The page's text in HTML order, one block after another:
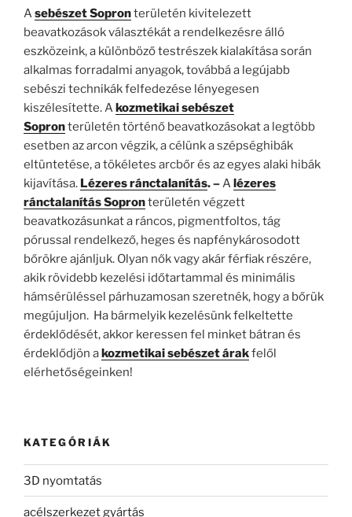
Asebészet Sopronterületén kivitelezett
beavatkozások választékát a rendelkezésre álló
eszközeink, a különböző testrészek kialakítása során
alkalmas forradalmi anyagok, továbbá a legújabb
sebészi technikák felfedezése lényegesen
kiszélesítette. Akozmetikai sebészet
Sopronterületén történő beavatkozásokat a legtöbb
esetben az arcon végzik, a célünk a szépséghibák
eltüntetése, a tökéletes arcbőr és az egyes alaki hibák
kijavítása. Lézeres ránctalanítás. –Alézeres
ránctalanítás Sopronterületén végzett
beavatkozásunkat a ráncos, pigmentfoltos, tág
pórussal rendelkező, heges és napfénykárosodott
bőrökre ajánljuk. Olyan nők vagy akár férfiak részére,
akik rövidebb kezelési időtartammal és minimális
hámsérüléssel párhuzamosan szeretnék, hogy a bőrük
megújuljon. Ha bármelyik kezelésünk felkeltette
érdeklődését, akkor keressen fel minket bátran és
érdeklődjön akozmetikai sebészet árakfelől
elérhetőségeinken!
KATEGÓRIÁK
3D nyomtatás
acélszerkezet gyártás